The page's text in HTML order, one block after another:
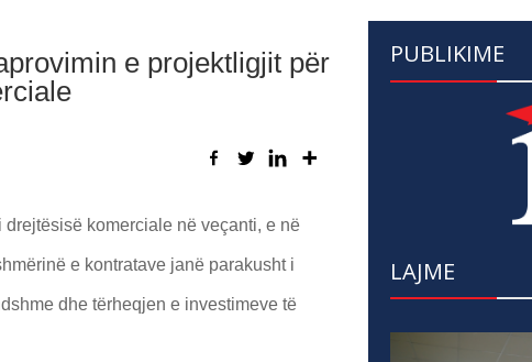
e projektligjit për
komerciale në veçanti, e në
e kontratave janë parakusht i
dhe tërheqjen e investimeve të
PUBLIKIME
LAJME